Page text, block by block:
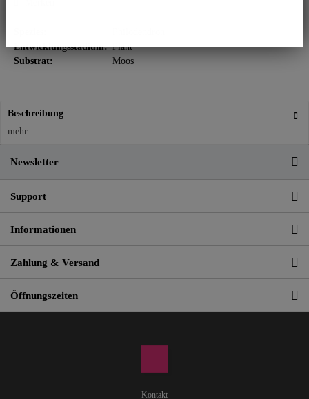
Entwicklungsstadium: Plant
Substrat:
Moos
Beschreibung
mehr
Newsletter
Support
Informationen
Zahlung & Versand
Öffnungszeiten
Kontakt